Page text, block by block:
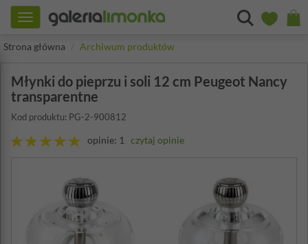
Toggle
navigation
Strona główna
Archiwum produktów
Młynki do pieprzu i soli 12 cm Peugeot Nancy
transparentne
Kod produktu: PG-2-900812
opinie: 1 czytaj opinie